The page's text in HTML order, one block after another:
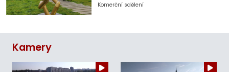
Komerční sdělení
Kamery